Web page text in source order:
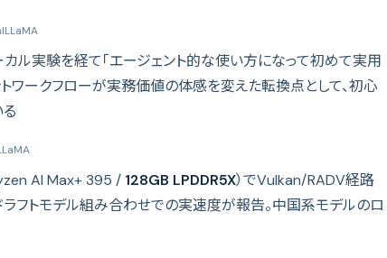
実験を経て「エージェント的な使い方になって初めて実用
ワークフローが実務価値の体感を変えた転換点として、初心
AI Max+ 395 / 128GB LPDDR5X）でVulkan/RADV経路
フトモデル組み合わせでの実速度が報告。中国系モデルのロ